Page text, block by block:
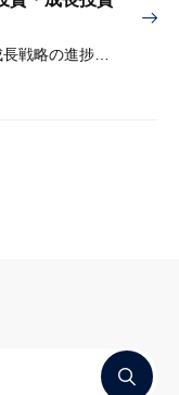
米国を上回る生産性向上ペースが必要で成長戦略の進捗管理も課題